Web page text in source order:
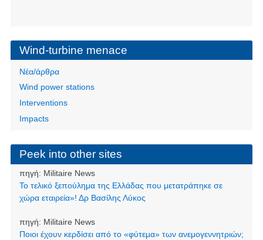
Wind-turbine menace
Νέα/άρθρα
Wind power stations
Interventions
Impacts
Peek into other sites
πηγή: Militaire News
Το τελικό ξεπούλημα της Ελλάδας που μετατράπηκε σε
χώρα εταιρεία»! Δρ Βασίλης Λύκος
πηγή: Militaire News
Ποιοι έχουν κερδίσει από το «φύτεμα» των ανεμογεννητριών;